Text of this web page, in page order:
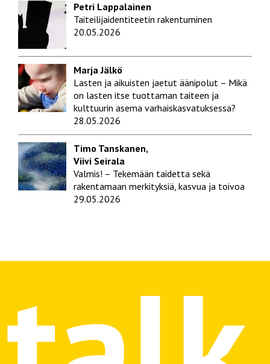
Petri Lappalainen
Taiteilijaidentiteetin rakentuminen
20.05.2026
Marja Jälkö
Lasten ja aikuisten jaetut äänipolut – Mikä
on lasten itse tuottaman taiteen ja
kulttuurin asema varhaiskasvatuksessa?
28.05.2026
Timo Tanskanen,
Viivi Seirala
Valmis! – Tekemään taidetta sekä
rakentamaan merkityksiä, kasvua ja toivoa
29.05.2026